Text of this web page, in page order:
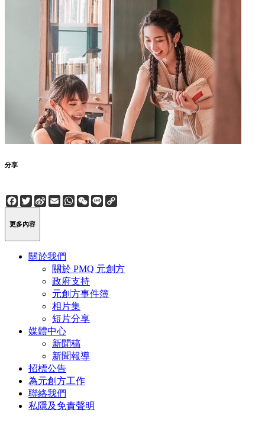
分享
Facebook
Twitter
Sina
Weibo
EmailWhatsApp
WeChat
Line
更多內容
關於我們
關於 PMQ 元創方
政府支持
元創方事件簿
相片集
短片分享
媒體中心
新聞稿
新聞報導
招標公告
為元創方工作
聯絡我們
私隱及免責聲明